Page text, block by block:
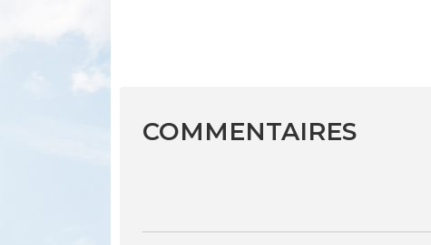
COMMENTAIRES